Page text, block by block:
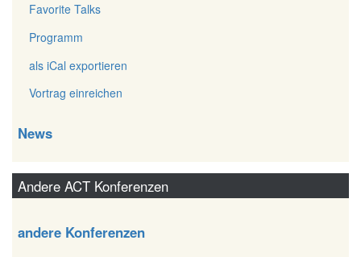
Favorite Talks
Programm
als iCal exportieren
Vortrag einreichen
News
Andere ACT Konferenzen
andere Konferenzen